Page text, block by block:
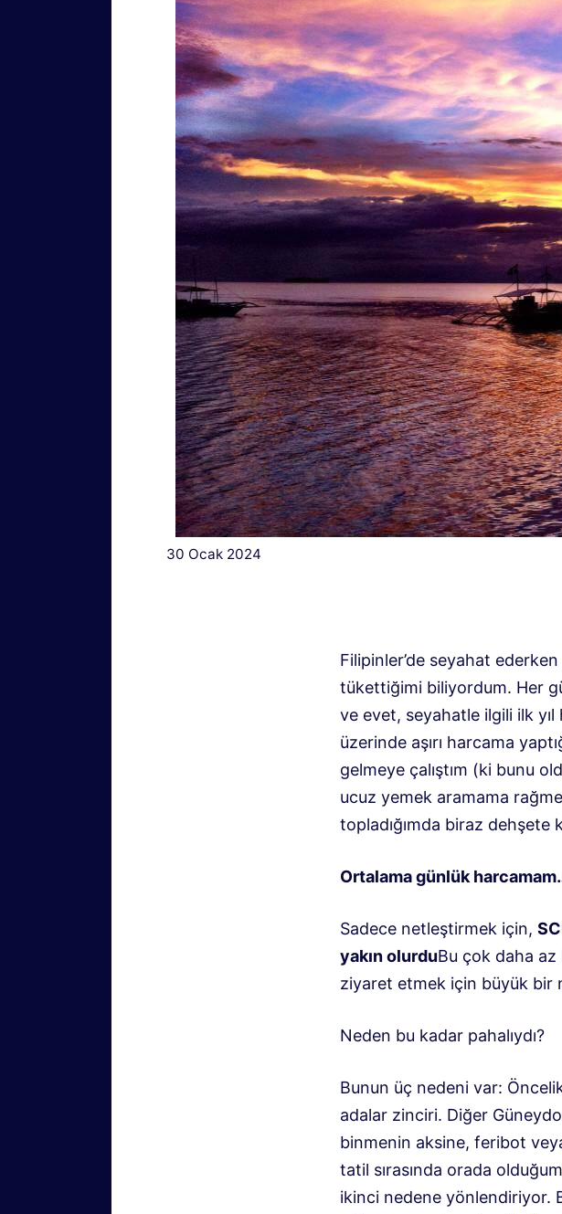
30 Ocak 2024
Filipinler’de seyahat
tükettiğimi biliyordum. Her
ve evet, seyahatle ilgili ilk
üzerinde aşırı harcama
gelmeye çalıştım (ki bunu
ucuz yemek aramama
topladığımda biraz dehşete
Ortalama günlük
Sadece netleştirmek için,
yakın olurduBu çok daha az
ziyaret etmek için büyük bir
Neden bu kadar pahalıydı?
Bunun üç nedeni var:
adalar zinciri. Diğer
binmenin aksine, feribot
tatil sırasında orada
ikinci nedene yönlendiriyor.